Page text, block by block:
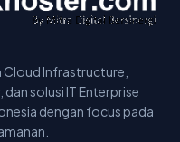
Cloud Infrastructure,
solusi IT Enterprise
dengan focus pada